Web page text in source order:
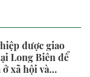
được giao
Long Biên để
xã hội và